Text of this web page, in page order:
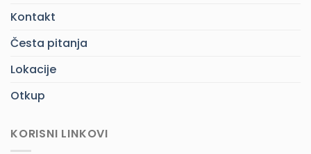
Kontakt
Česta pitanja
Lokacije
Otkup
KORISNI LINKOVI